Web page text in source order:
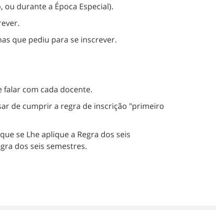
ou durante a Época Especial).
que pediu para se inscrever.
falar com cada docente.
de cumprir a regra de inscrição "primeiro
se Lhe aplique a Regra dos seis
dos seis semestres.